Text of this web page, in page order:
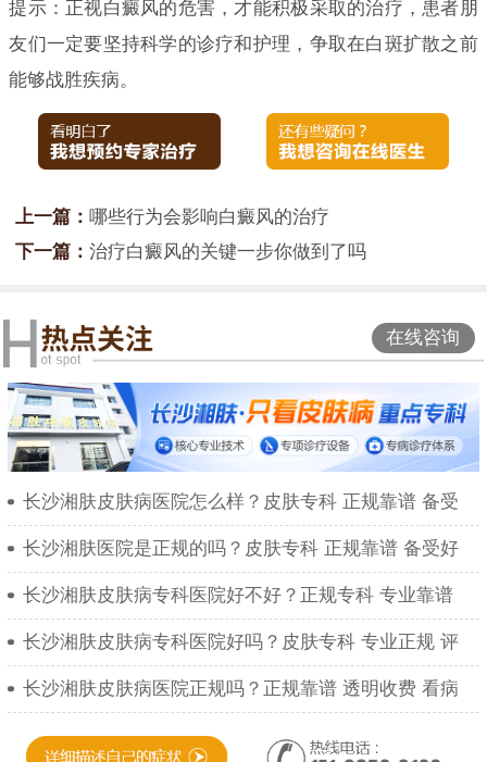
提示：正视白癜风的危害，才能积极采取的治疗，患者朋
友们一定要坚持科学的诊疗和护理，争取在白斑扩散之前
能够战胜疾病。
上一篇： 哪些行为会影响白癜风的治疗
下一篇： 治疗白癜风的关键一步你做到了吗
在线咨询
长沙湘肤皮肤病医院怎么样？皮肤专科 正规靠谱 备受
长沙湘肤医院是正规的吗？皮肤专科 正规靠谱 备受好
长沙湘肤皮肤病专科医院好不好？正规专科 专业靠谱
长沙湘肤皮肤病专科医院好吗？皮肤专科 专业正规 评
长沙湘肤皮肤病医院正规吗？正规靠谱 透明收费 看病